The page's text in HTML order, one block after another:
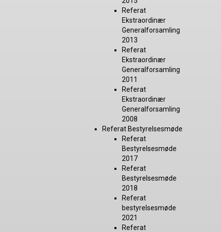
Referat
Ekstraordinær
Generalforsamling
2013
Referat
Ekstraordinær
Generalforsamling
2011
Referat
Ekstraordinær
Generalforsamling
2008
Referat Bestyrelsesmøde
Referat
Bestyrelsesmøde
2017
Referat
Bestyrelsesmøde
2018
Referat
bestyrelsesmøde
2021
Referat